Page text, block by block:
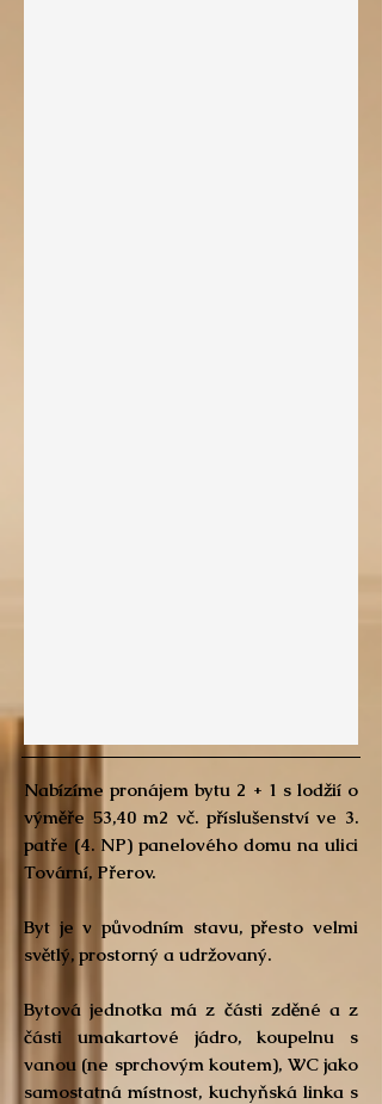
Nabízíme pronájem bytu 2 + 1 s lodžií o
výměře 53,40 m2 vč. příslušenství ve 3.
patře (4. NP) panelového domu na ulici
Tovární, Přerov.
Byt je v původním stavu, přesto velmi
světlý, prostorný a udržovaný.
Bytová jednotka má z části zděné a z
části umakartové jádro, koupelnu s
vanou (ne sprchovým koutem), WC jako
samostatná místnost, kuchyňská linka s